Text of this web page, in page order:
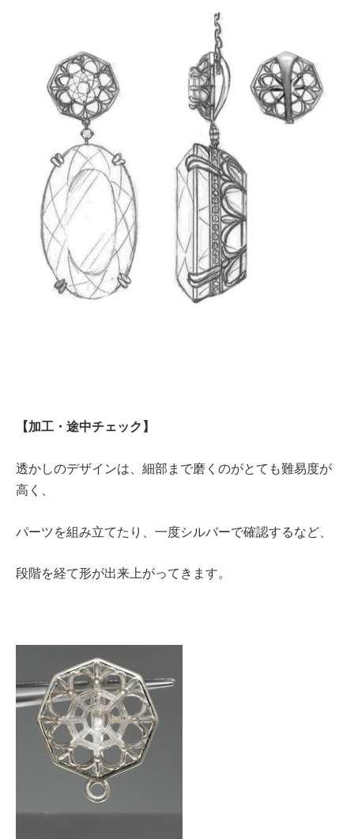
【加工・途中チェック】
透かしのデザインは、細部まで磨くのがとても難易度が
高く、
パーツを組み立てたり、一度シルバーで確認するなど、
段階を経て形が出来上がってきます。